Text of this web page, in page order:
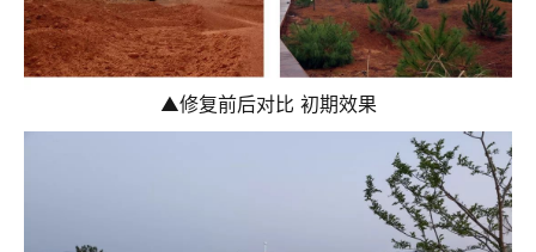
▲修复前后对比 初期效果